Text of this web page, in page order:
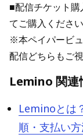
■配信チケット購
てご購入ください
※本ペイパービ
配信どちらもご
Lemino 関連
Leminoとは
順・支払い